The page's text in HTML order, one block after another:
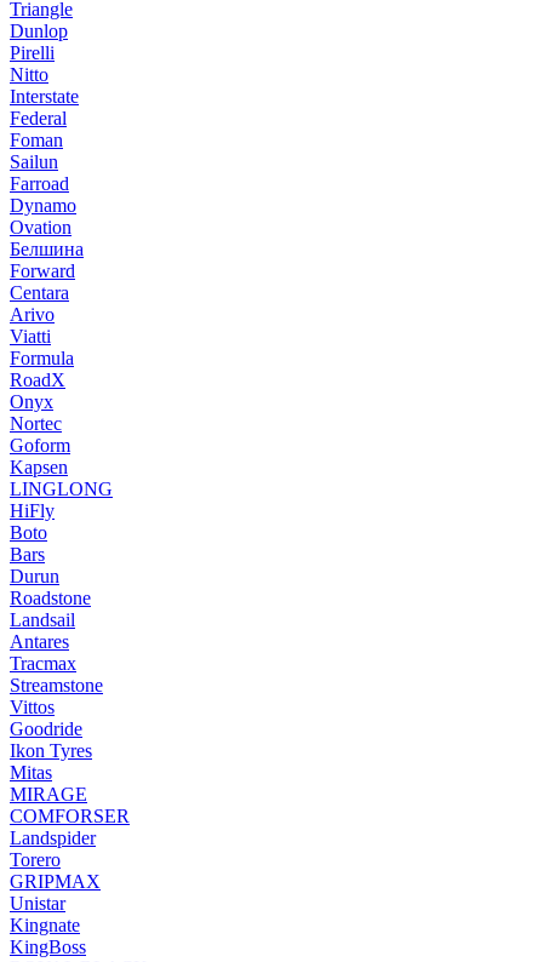
Triangle
Dunlop
Pirelli
Nitto
Interstate
Federal
Foman
Sailun
Farroad
Dynamo
Ovation
Белшина
Forward
Centara
Arivo
Viatti
Formula
RoadX
Onyx
Nortec
Goform
Kapsen
LINGLONG
HiFly
Boto
Bars
Durun
Roadstone
Landsail
Antares
Tracmax
Streamstone
Vittos
Goodride
Ikon Tyres
Mitas
MIRAGE
COMFORSER
Landspider
Torero
GRIPMAX
Unistar
Kingnate
KingBoss